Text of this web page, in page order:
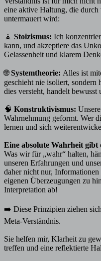
eine aktive Haltung, die durch
untermauert wird:
🧘 Stoizismus: Ich
kann, und akzeptiere das
Gelassenheit und klarem
🌐Systemtheorie: Alles ist
geschieht nie isoliert,
dies versteht, handelt bewusst
🧠 Konstruktivismus:
Wahrnehmung geformt. Wer
lernen und sich
Eine absolute Wahrheit gibt
Was wir für „wahr“ halten,
unseren Erfahrungen und
daher nicht nur, Informationen
eigenen Überzeugungen zu
Interpretation ab!
➡️ Diese Prinzipien ziehen
Meta-Verständnis.
Sie helfen mir, Klarheit zu
treffen und eine reflektierte